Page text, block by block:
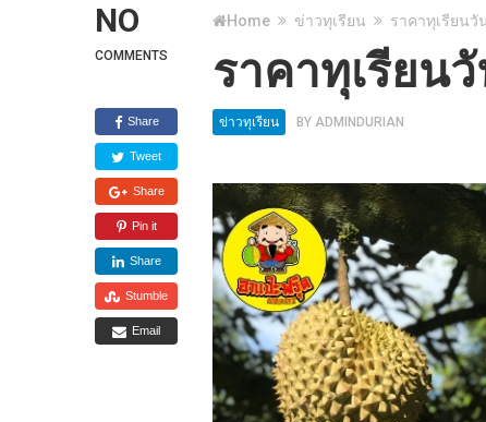
NO
COMMENTS
Share
Tweet
Share
Pin it
Share
Stumble
Email
Home ข่าวทุเรียน ราคาทุเรียนวั
ราคาทุเรียน
ข่าวทุเรียน BY ADMINDURIAN